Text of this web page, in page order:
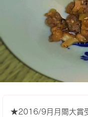
★2016/9月月間大賞